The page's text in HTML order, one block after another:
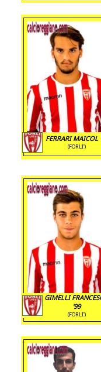
FERRARI MAICOL
(FORLI')
GIMELLI
'99
(FORLI')